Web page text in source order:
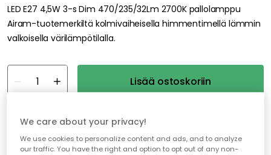
LED E27 4,5W 3-s Dim 470/235/32Lm 2700K pallolamppu
Airam-tuotemerkiltä kolmivaiheisella himmentimellä lämmin
valkoisella värilämpötilalla.
Lisää ostoskoriin
Genomtänkta tillval
We care about your privacy!
We use cookies to personalize content and ads, and to analyze
our traffic. You have the right and option to opt out of any non-